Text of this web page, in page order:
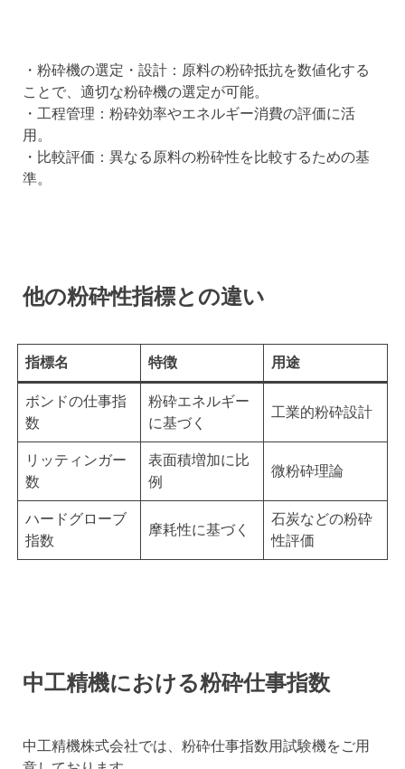
・粉砕機の選定・設計：原料の粉砕抵抗を数値化する
ことで、適切な粉砕機の選定が可能。
・工程管理：粉砕効率やエネルギー消費の評価に活
用。
・比較評価：異なる原料の粉砕性を比較するための基
準。
他の粉砕性指標との違い
指標名 特徴 用途
ボンドの仕事指
数
粉砕エネルギー
に基づく
工業的粉砕設計
リッティンガー
数
表面積増加に比
例
微粉砕理論
ハードグローブ
指数
摩耗性に基づく
石炭などの粉砕
性評価
中工精機における粉砕仕事指数
中工精機株式会社では、粉砕仕事指数用試験機をご用